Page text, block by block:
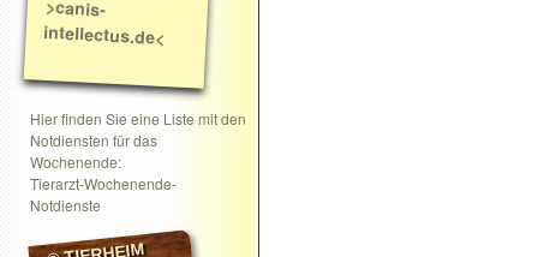
>canis-
intellectus.de<
Hier finden Sie eine Liste mit den
Notdiensten für das
Wochenende:
Tierarzt-Wochenende-
Notdienste